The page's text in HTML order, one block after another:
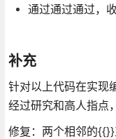
通过通过通过，
补充
针对以上代码在实现
经过研究和高人指点
修复：两个相邻的